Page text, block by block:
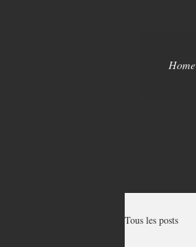
Home
Tous les posts